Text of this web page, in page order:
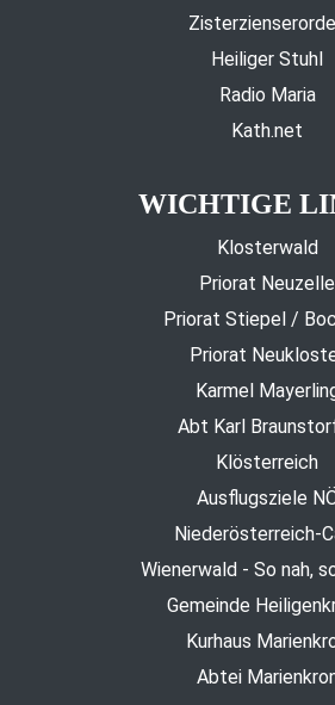
Heiliger Stuhl
Radio Maria
Kath.net
WICHTIGE
Klosterwald
Priorat Neuzelle
Priorat Stiepel /
Priorat
Karmel
Abt Karl
Klösterreich
Ausflugsziele
Niederösterreich-
Wienerwald - So nah,
Gemeinde
Kurhaus
Abtei